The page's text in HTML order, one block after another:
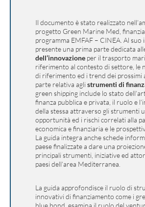
Il documento è stato realizzato
progetto Green Marine Med,
programma EMFAF – CINEA. Al suo
presente una prima parte dedicata
dell’innovazione per il trasporto
riferimento al contesto di settore, le
di riferimento ed i trend dei prossimi
parte relativa aglistrumenti di
green shipping include lo stato
finanza pubblica e privata, il ruolo e
della stessa attraverso gli strumenti
opportunità ed i rischi correlati alla
economica e finanziaria e le
La guida integra anche schede
paese finalizzate a dare una
principali strumenti, iniziative ed
paesi dell’area Mediterranea.
La guida approfondisce il ruolo di
innovativi di finanziamento come i
blue bond, esamina il ruolo del